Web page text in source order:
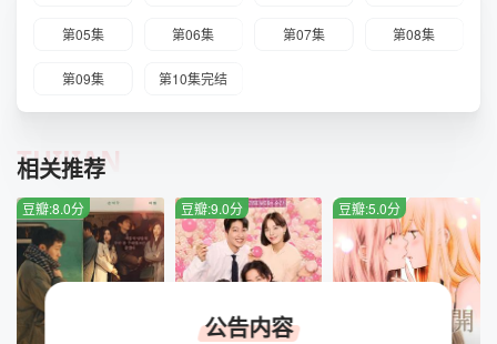
第05集 第06集 第07集 第08集
第09集 第10集完结
相关推荐
TUIJIAN
豆瓣:8.0分 豆瓣:9.0分 豆瓣:5.0分
公告内容